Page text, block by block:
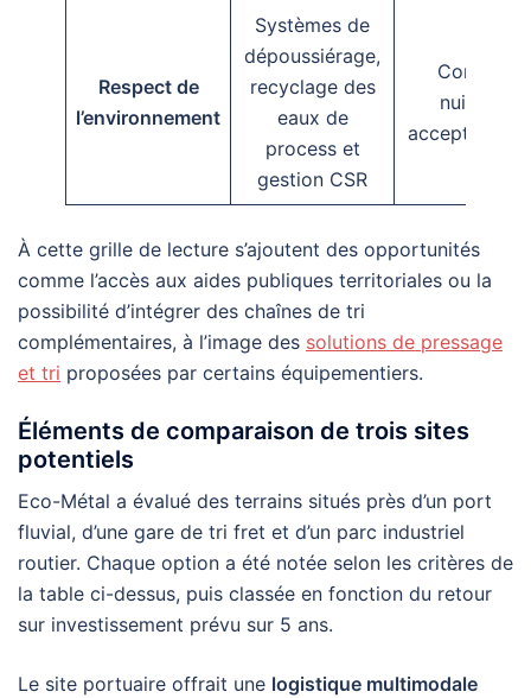
Respect de
l’environnement
Systèmes de
dépoussiérage,
recyclage des
eaux de
process et
gestion CSR
Contrôle
acceptabilité
À cette grille de lecture s’ajoutent des opportunités
comme l’accès aux aides publiques territoriales ou la
possibilité d’intégrer des chaînes de tri
complémentaires, à l’image des solutions de pressage
et tri proposées par certains équipementiers.
Éléments de comparaison de trois sites
potentiels
Eco-Métal a évalué des terrains situés près d’un port
fluvial, d’une gare de tri fret et d’un parc industriel
routier. Chaque option a été notée selon les critères de
la table ci-dessus, puis classée en fonction du retour
sur investissement prévu sur 5 ans.
Le site portuaire offrait une logistique multimodale